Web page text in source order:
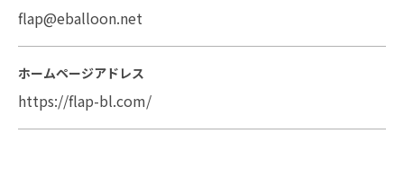
flap@eballoon.net
ホームページアドレス
https://flap-bl.com/